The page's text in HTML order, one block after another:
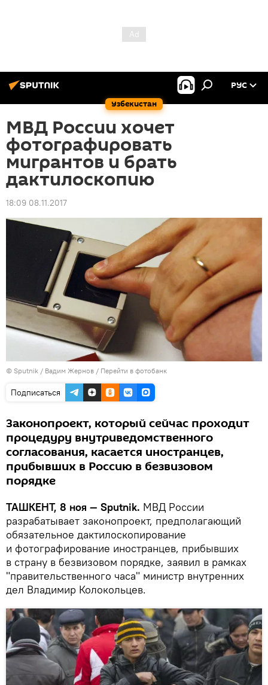
Узбекистан
РУС
МВД России хочет
фотографировать
мигрантов и брать
дактилоскопию
18:09 08.11.2017
© Sputnik / Вадим Жернов / Перейти в фотобанк
Подписаться
Законопроект, который сейчас проходит
процедуру внутриведомственного
согласования, касается иностранцев,
прибывших в Россию в безвизовом
порядке
ТАШКЕНТ, 8 ноя — Sputnik. МВД России
разрабатывает законопроект, предполагающий
обязательное дактилоскопирование
и фотографирование иностранцев, прибывших
в страну в безвизовом порядке, заявил в рамках
"правительственного часа" министр внутренних
дел Владимир Колокольцев.